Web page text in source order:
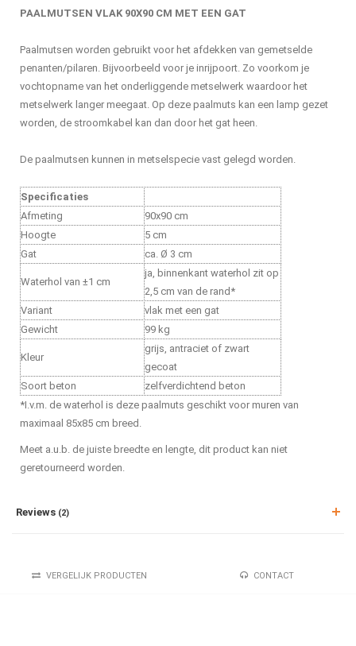
PAALMUTSEN VLAK 90X90 CM MET EEN GAT
Paalmutsen worden gebruikt voor het afdekken van gemetselde
penanten/pilaren. Bijvoorbeeld voor je inrijpoort. Zo voorkom je
vochtopname van het onderliggende metselwerk waardoor het
metselwerk langer meegaat. Op deze paalmuts kan een lamp gezet
worden, de stroomkabel kan dan door het gat heen.
De paalmutsen kunnen in metselspecie vast gelegd worden.
Specificaties
Afmeting
90x90 cm
Hoogte
5 cm
Gat
ca. Ø 3 cm
Waterhol van ±1 cm
ja, binnenkant waterhol zit op
2,5 cm van de rand*
Variant
vlak met een gat
Gewicht
99 kg
Kleur
grijs, antraciet of zwart
gecoat
Soort beton
zelfverdichtend beton
*I.v.m. de waterhol is deze paalmuts geschikt voor muren van
maximaal 85x85 cm breed.
Meet a.u.b. de juiste breedte en lengte, dit product kan niet
geretourneerd worden.
Reviews (2)
VERGELIJK PRODUCTEN CONTACT